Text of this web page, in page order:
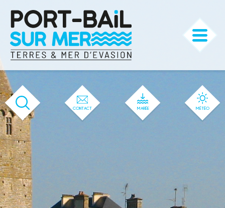
CONTACT MARÉE MÉTÉO